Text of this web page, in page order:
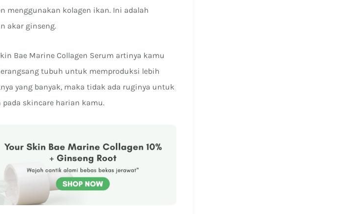
menggunakan kolagen ikan. Ini adalah
akar ginseng.
Bae Marine Collagen Serum artinya kamu
tubuh untuk memproduksi lebih
yang banyak, maka tidak ada ruginya untuk
pada skincare harian kamu.